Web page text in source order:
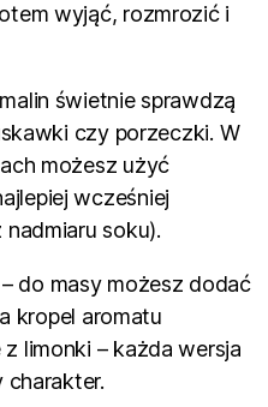
wyjąć, rozmrozić i
świetnie sprawdzą
czy porzeczki. W
możesz użyć
wcześniej
soku).
– do masy możesz dodać
kropel aromatu
limonki – każda wersja
charakter.